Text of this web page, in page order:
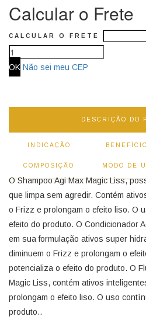
Calcular o Frete
CALCULAR O FRETE
Não sei meu CEP
DESCRIÇÃO DO
INDICAÇÃO
COMPOSIÇÃO MODO DE
O Shampoo Agi Max Magic Liss,
que limpa sem agredir. Contém
o Frizz e prolongam o efeito liso. O
efeito do produto. O Condicionador
em sua formulação ativos super
diminuem o Frizz e prolongam o
potencializa o efeito do produto. O
Magic Liss, contém ativos
prolongam o efeito liso. O uso
produto..